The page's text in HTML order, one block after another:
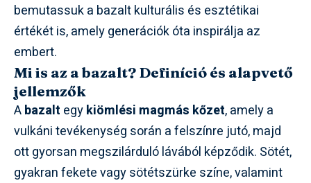
bemutassuk a bazalt kulturális és esztétikai
értékét is, amely generációk óta inspirálja az
embert.
Mi is az a bazalt? Definíció és alapvető
jellemzők
Abazalt egykiömlési magmás kőzet, amely a
vulkáni tevékenység során a felszínre jutó, majd
ott gyorsan megszilárduló lávából képződik. Sötét,
gyakran fekete vagy sötétszürke színe, valamint